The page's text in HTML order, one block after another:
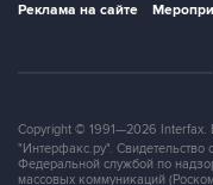
Реклама на сайте
Copyright © 1991—2026
"Интерфакс.ру".
Федеральной службой по
массовых коммуникаций